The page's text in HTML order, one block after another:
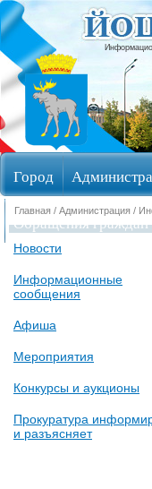
Город
Обращения граждан
Главная / Администрация /
Новости
Информационные
сообщения
Афиша
Мероприятия
Конкурсы и аукционы
Прокуратура
и разъясняет